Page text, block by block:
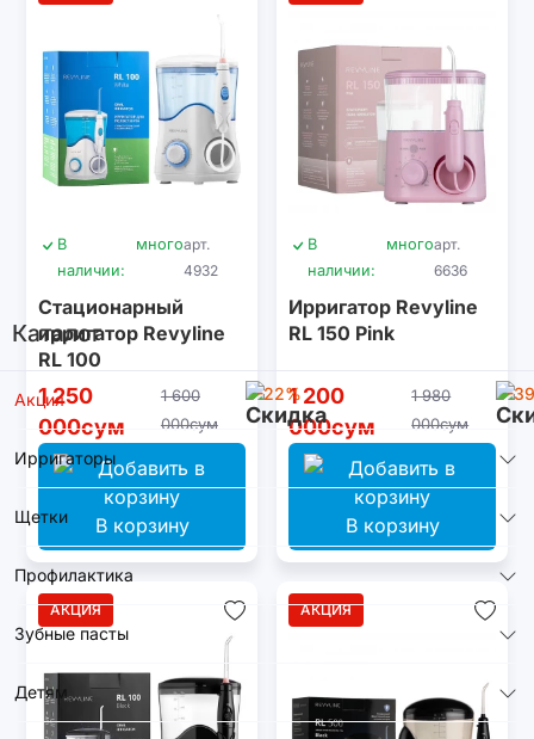
Каталог
Акция
Ирригаторы
Щетки
Профилактика
Зубные пасты
Детям
В
наличии:
многоарт.
4932
Стационарный
ирригатор Revyline
RL 100
1 250
000сум
1 600
000сум
-22%
В корзину
В
наличии:
многоарт.
6636
Ирригатор Revyline
RL 150 Pink
1 200
000сум
1 980
000сум
-
В корзину
АКЦИЯ АКЦИЯ